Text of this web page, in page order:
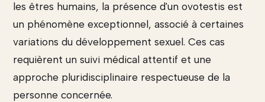
les êtres humains, la présence d'un ovotestis est
un phénomène exceptionnel, associé à certaines
variations du développement sexuel. Ces cas
requièrent un suivi médical attentif et une
approche pluridisciplinaire respectueuse de la
personne concernée.